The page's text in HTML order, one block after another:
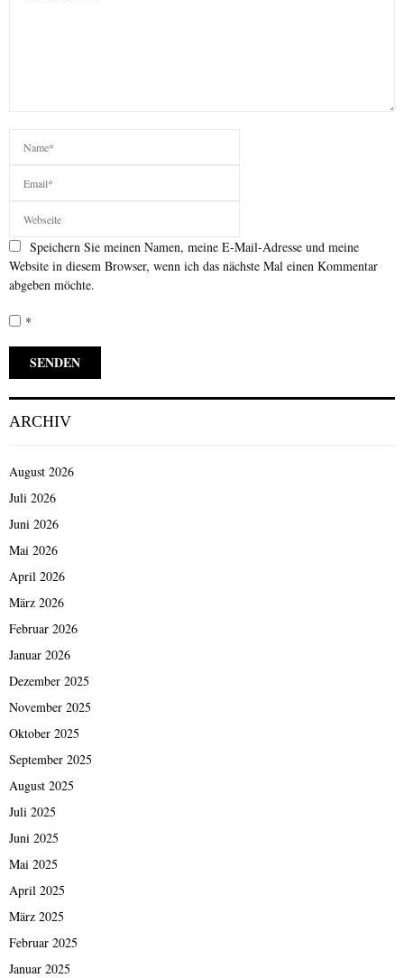
Speichern Sie meinen Namen, meine E-Mail-Adresse und meine
Website in diesem Browser, wenn ich das nächste Mal einen Kommentar
abgeben möchte.
*
ARCHIV
August 2026
Juli 2026
Juni 2026
Mai 2026
April 2026
März 2026
Februar 2026
Januar 2026
Dezember 2025
November 2025
Oktober 2025
September 2025
August 2025
Juli 2025
Juni 2025
Mai 2025
April 2025
März 2025
Februar 2025
Januar 2025